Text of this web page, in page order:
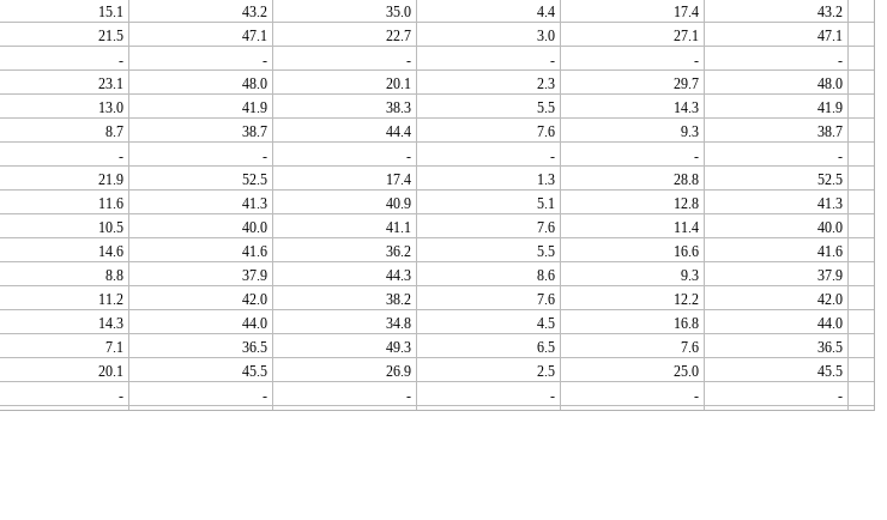
15.1 43.2 35.0 4.4 17.4
43.2
21.5 47.1 22.7 3.0 27.1
47.1
- - - - -
-
23.1 48.0 20.1 2.3 29.7
48.0
13.0 41.9 38.3 5.5 14.3
41.9
8.7 38.7 44.4 7.6 9.3
38.7
- - - - -
-
21.9 52.5 17.4 1.3 28.8
52.5
11.6 41.3 40.9 5.1 12.8
41.3
10.5 40.0 41.1 7.6 11.4
40.0
14.6 41.6 36.2 5.5 16.6
41.6
8.8 37.9 44.3 8.6 9.3
37.9
11.2 42.0 38.2 7.6 12.2
42.0
14.3 44.0 34.8 4.5 16.8
44.0
7.1 36.5 49.3 6.5 7.6
36.5
20.1 45.5 26.9 2.5 25.0
45.5
- - - - -
-